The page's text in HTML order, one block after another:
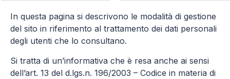
In questa pagina si descrivono le modalità di gestione
del sito in riferimento al trattamento dei dati personali
degli utenti che lo consultano.
Si tratta di un’informativa che è resa anche ai sensi
dell’art. 13 del d.lgs.n. 196/2003 – Codice in materia di